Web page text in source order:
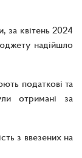
за квітень 2024
надійшло
податкові та
отримані за
з ввезених на